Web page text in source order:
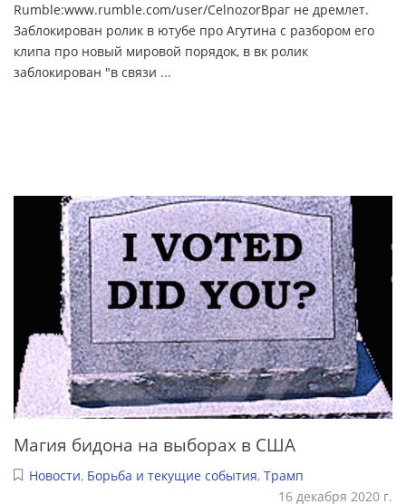
Rumble:www.rumble.com/user/CelnozorВраг не дремлет.
Заблокирован ролик в ютубе про Агутина с разбором его
клипа про новый мировой порядок, в вк ролик
заблокирован "в связи ...
Магия бидона на выборах в США
Новости, Борьба и текущие события, Трамп
16 декабря 2020 г.